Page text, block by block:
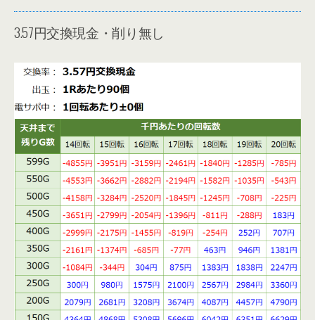
3.57円交換現金・削り無し